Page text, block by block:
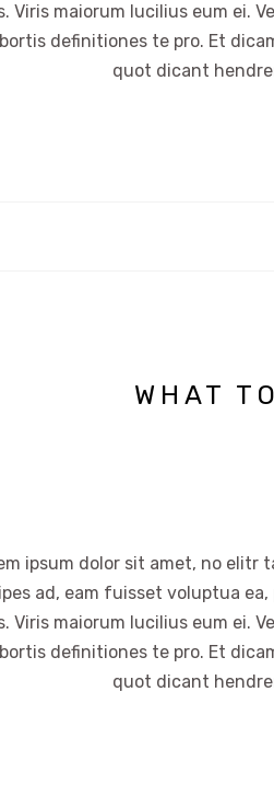
Viris maiorum lucilius eum ei.
definitiones te pro. Et
quot dicant
WHAT
ipsum dolor sit amet, no elitr
ad, eam fuisset voluptua
Viris maiorum lucilius eum ei.
definitiones te pro. Et
quot dicant